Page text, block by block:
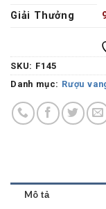
Giải Thưởng
SKU: F145
Danh mục: Rượu
Mô tả